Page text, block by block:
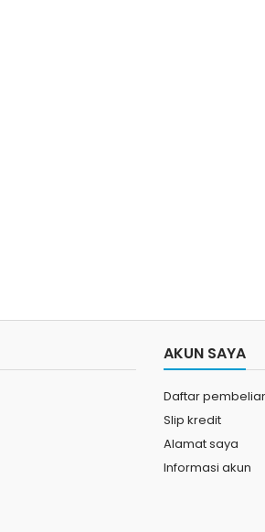
AKUN SAYA
Daftar
Slip kredit
Alamat saya
Informasi akun